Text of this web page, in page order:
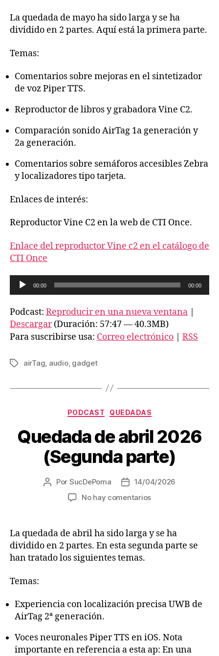
mayo
2026
(Primera
La quedada de mayo ha sido larga y se ha
dividido en 2 partes. Aquí está la primera parte.
Temas:
Comentarios sobre mejoras en el sintetizador
de voz Piper TTS.
Reproductor de libros y grabadora Vine C2.
Comparación sonido AirTag 1a generación y
2a generación.
Comentarios sobre semáforos accesibles Zebra
y localizadores tipo tarjeta.
Enlaces de interés:
Reproductor Vine C2 en la web de CTI Once.
Enlace del reproductor Vine c2 en el catálogo de
CTI Once
e
p
r
o
u
t
00:00 00:00
Podcast: Reproducir en una nueva ventana |
Descargar(Duración: 57:47 — 40.3MB)
Para suscribirse usa: Correo electrónico | RSS
Etiquetas
airTag audio, gadget
Categorías
PODCAST QUEDADAS
Quedada de abril 2026
(Segunda parte)
Autor
Por SucDePoma
Fecha
de
14/04/2026
No hay comentariosen
abril
2026
(Segunda
La quedada de abril ha sido larga y se ha
dividido en 2 partes. En esta segunda parte se
han tratado los siguientes temas.
Temas:
Experiencia con localización precisa UWB de
AirTag 2ª generación.
Voces neuronales Piper TTS en iOS. Nota
importante en referencia a esta ap: En una